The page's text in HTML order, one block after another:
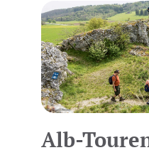
Alb-